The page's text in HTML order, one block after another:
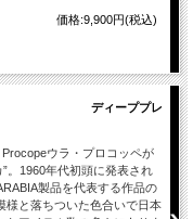
価格:9,900円(税込)
ディーププレ
ウラ・プロコッペが
。1960年代初頭に発表され
製品を代表する作品の
様と落ちついた色合いで日本